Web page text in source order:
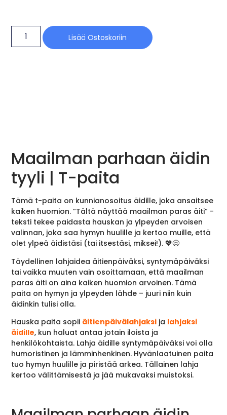
Lisää Ostoskoriin
Maailman parhaan äidin
tyyli | T-paita
Tämä t-paita on kunnianosoitus äidille, joka ansaitsee
kaiken huomion. ”Tältä näyttää maailman paras äiti” -
teksti tekee paidasta hauskan ja ylpeyden arvoisen
valinnan, joka saa hymyn huulille ja kertoo muille, että
olet ylpeä äidistäsi (tai itsestäsi, miksei!). 💖😊
Täydellinen lahjaidea äitienpäiväksi, syntymäpäiväksi
tai vaikka muuten vain osoittamaan, että maailman
paras äiti on aina kaiken huomion arvoinen. Tämä
paita on hymyn ja ylpeyden lähde – juuri niin kuin
äidinkin tulisi olla.
Hauska paita sopii äitienpäivälahjaksi ja lahjaksi
äidille, kun haluat antaa jotain iloista ja
henkilökohtaista. Lahja äidille syntymäpäiväksi voi olla
humoristinen ja lämminhenkinen. Hyvänlaatuinen paita
tuo hymyn huulille ja piristää arkea. Tällainen lahja
kertoo välittämisestä ja jää mukavaksi muistoksi.